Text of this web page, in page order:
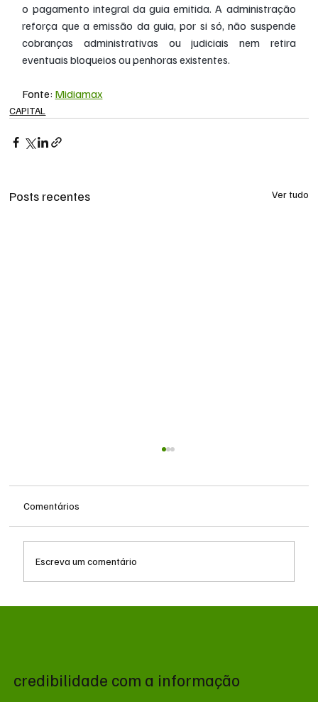
o pagamento integral da guia emitida. A administração
reforça que a emissão da guia, por si só, não suspende
cobranças administrativas ou judiciais nem retira
eventuais bloqueios ou penhoras existentes.
Fonte: Midiamax
CAPITAL
Posts recentes Ver tudo
Comentários
Escreva um comentário
credibilidade com a informação